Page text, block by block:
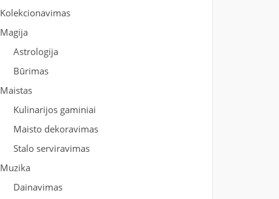
Kolekcionavimas
Magija
Astrologija
Būrimas
Maistas
Kulinarijos gaminiai
Maisto dekoravimas
Stalo serviravimas
Muzika
Dainavimas